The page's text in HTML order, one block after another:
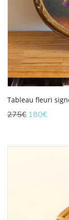
Tableau fleuri
275€ Le
était :
180€Le
est :